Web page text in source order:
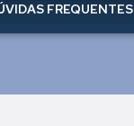
FREQUENTES